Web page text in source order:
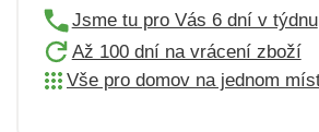
Jsme tu pro Vás 6 dní v týdnu
Až 100 dní na vrácení zboží
Vše pro domov na jednom